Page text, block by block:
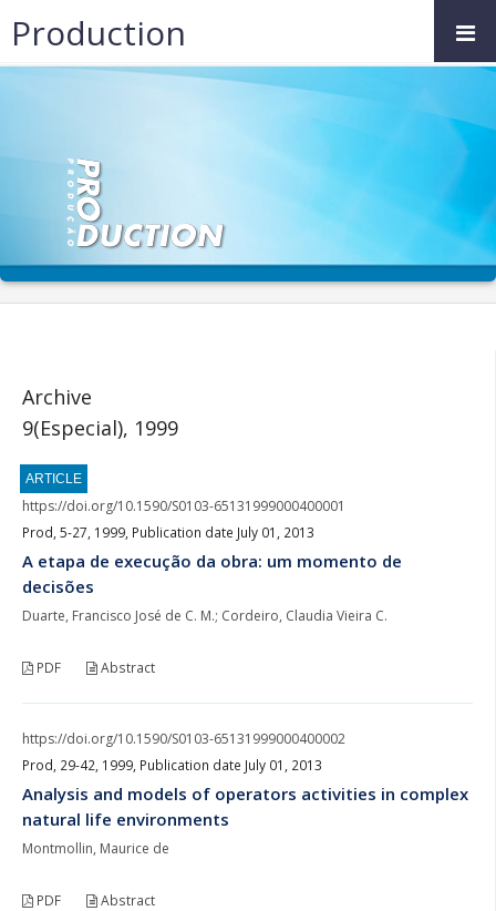
Archive
9(Especial), 1999
ARTICLE
https://doi.org/10.1590/S0103-65131999000400001
Prod, 5-27, 1999, Publication date July 01, 2013
A etapa de execução da obra: um momento de
decisões
Duarte, Francisco José de C. M.; Cordeiro, Claudia Vieira C.
PDF Abstract
https://doi.org/10.1590/S0103-65131999000400002
Prod, 29-42, 1999, Publication date July 01, 2013
Analysis and models of operators activities in complex
natural life environments
Montmollin, Maurice de
PDF Abstract
Production